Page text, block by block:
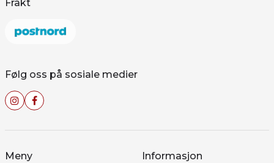
Frakt
Følg oss på sosiale medier
Meny Informasjon